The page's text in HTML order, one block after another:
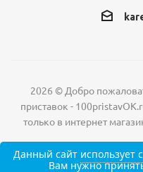
2026 © Добро
приставок -
только в интернет
Данный сайт использует
Вам нужно